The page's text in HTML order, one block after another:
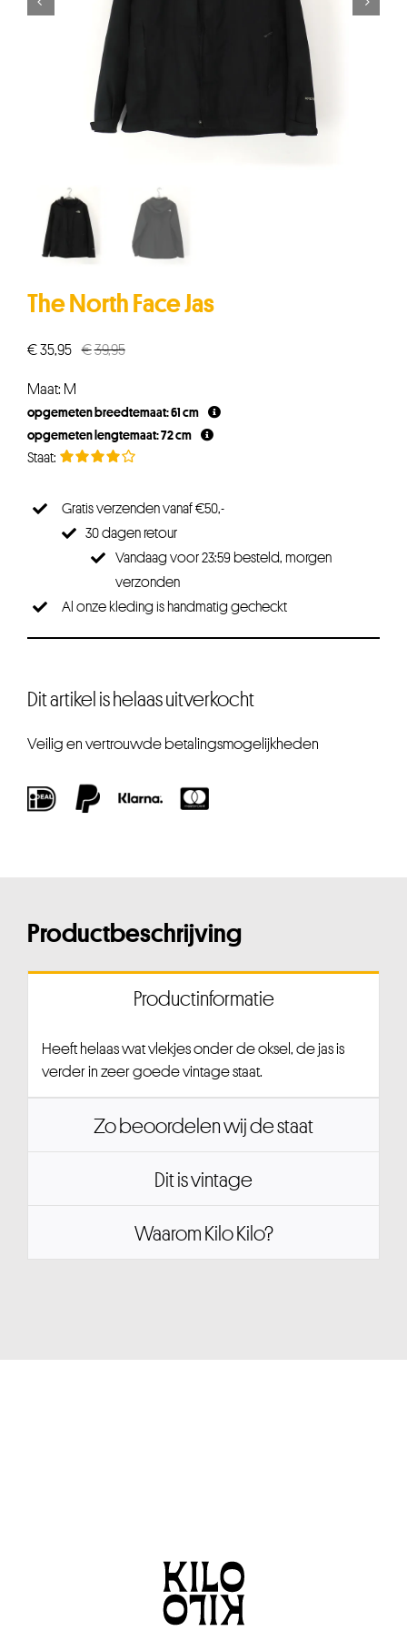
The North Face Jas
€39,95Oorspronkelijke
€39,95.
€35,95
Huidige
€35,95.
Maat: M
opgemeten breedtemaat: 61 cm
opgemeten lengtemaat: 72 cm
Gratis verzenden vanaf €50,-
30 dagen retour
Vandaag voor 23:59 besteld, morgen
verzonden
Al onze kleding is handmatig gecheckt
Dit artikel is helaas uitverkocht
Veilig en vertrouwde betalingsmogelijkheden
Productbeschrijving
Productinformatie
Heeft helaas wat vlekjes onder de oksel, de jas is
verder in zeer goede vintage staat.
Zo beoordelen wij de staat
Dit is vintage
Waarom Kilo Kilo?